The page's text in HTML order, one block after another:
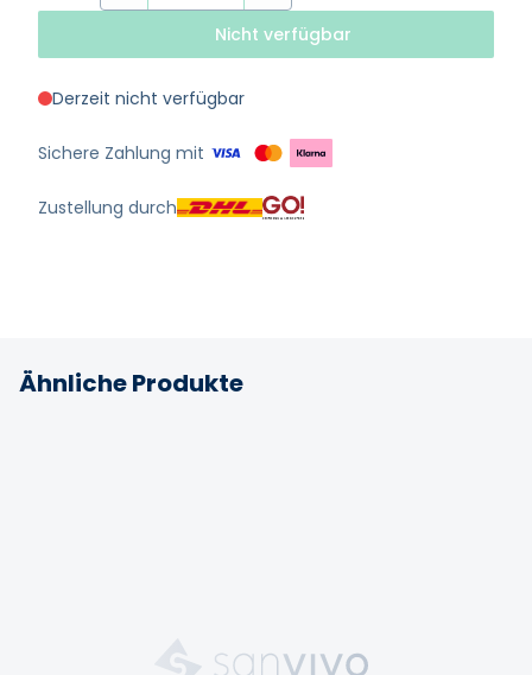
Nicht verfügbar
Derzeit nicht verfügbar
Sichere Zahlung mit
Zustellung durch
Ähnliche Produkte